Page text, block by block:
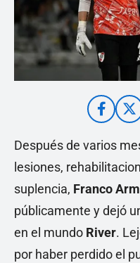
Después de varios
lesiones,
suplencia, Franco
públicamente y dejó
en el mundo River.
por haber perdido el